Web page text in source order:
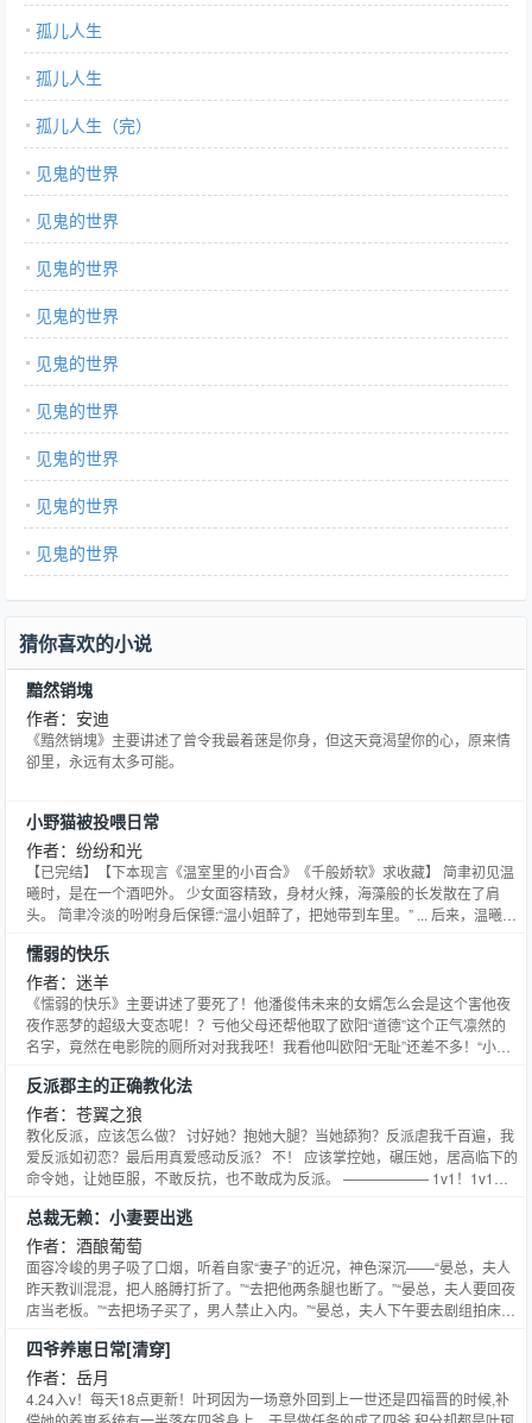
孤儿人生
孤儿人生
孤儿人生（完）
见鬼的世界
见鬼的世界
见鬼的世界
见鬼的世界
见鬼的世界
见鬼的世界
见鬼的世界
见鬼的世界
见鬼的世界
猜你喜欢的小说
黯然销塊
作者：安迪
《黯然销塊》主要讲述了曾令我最着蒾是你身，但这天竟渴望你的心，原来情
卻里，永远有太多可能。
小野猫被投喂日常
作者：纷纷和光
【已完结】【下本现言《温室里的小百合》《千般娇软》求收藏】 简聿初见温
曦时，是在一个酒吧外。 少女面容精致，身材火辣，海藻般的长发散在了肩
头。 简聿冷淡的吩咐身后保镖:“温小姐醉了，把她带到车里。” ... 后来，温曦偷
糊的:“二？不对，三，不对” 简聿又问:“我是谁？” 温曦醉眼朦胧的看着素来斯文
禁欲的男人在松领带，扁了扁嘴道:“你是大灰狼！冰山脸！坏boss！唔” 食用指
南: 女主不乖，男主很宠 ———————— 推一下基友的文《我来罩你呀》，
好看的小甜文 文案一： 梁晗的发小都知道，梁晗转校后收了一个小跟班。 纷
纷起哄，让梁晗把人带出来和大家认识认识。 众人以为，会看到一个机灵男生
大眼睛、牛奶皮肤的女孩子？！！ 苏安安红着脸，有些局促的喊着梁晗的名
字。 发小：“晗哥，其实这是你女朋友吧？” 梁晗：“滚，你们的思想太龌龊
了！” 说是女朋友就龌龊了？发小一脸黑人问号，对梁晗的话半信半疑。 之后
目睹了梁晗为所谓的小跟班忙前忙后的场景。 发小：“呵呵，神他妈小跟班。”
文案二： 梁晗刚转学来七中时，三班的学生都看出他是一尊不能惹的凶神，唯
独苏安安以为她见到了光。 “同学，刚才谢谢你。” 苏安安声线颤抖的走到梁晗
面前，手里捏着一块糖。 鬼使神差的，不喜欢吃甜的梁晗接下了那颗糖。 啧，
真甜。 后来他用嚣张的态度告诉每一个人，苏安安是他罩着的人，谁也别想欺
负她！ 苏安安问过梁晗：“为什么要对我这么好？” 梁晗酷酷道：“唔，我吃了你
的糖，当然要罩你一辈子呀，小跟班。” 曾有人问过苏安安，为什么这辈子就
非梁晗不可了？ 苏安安微微一笑，因为在她最灰暗的时候，她遇见一个少年最
真挚的温柔与爱意。是梁晗让她变成更好的自己。 软糯腼腆小可爱VS又酷又
拽大魔王 “你的笑，是大海拥抱海岛的笑，是星星跳跃浪花的笑，是椰树遮掩
椰果的笑。你笑着，使黑夜奔逃。” ——顾城《你笑了》 阅读指南：女主前期
自卑敏感，涉及校园欺凌情节，后期自信大方，治愈系小甜饼~本小说网提供
纷纷和光著作的小野猫被投喂日常最新章节，小野猫被投喂日常全文免费阅
懦弱的快乐
作者：迷羊
《懦弱的快乐》主要讲述了要死了！他潘俊伟未来的女婿怎么会是这个害他夜
夜作恶梦的超级大变态呢！？亏他父母还帮他取了欧阳“道德”这个正气凛然的
名字，竟然在电影院的厕所对对我我呸！我看他叫欧阳“无耻”还差不多！“小
“英俊雄伟”沾不上边，又有点小懦弱，可是也决不会屈于yín威，出卖自己的小
屁屁什么？“要告诉我女儿！！！”“爸爸”！啊别用那种方式“孝顺”啦！！呜可不
可以不要每天早餐都吃“油条”“喝豆桨”啊
反派郡主的正确教化法
作者：苍翼之狼
教化反派，应该怎么做？ 讨好她？抱她大腿？当她舔狗？反派虐我千百遍，我
爱反派如初恋？最后用真爱感动反派？ 不！ 应该掌控她，碾压她，居高临下的
命令她，让她臣服，不敢反抗，也不敢成为反派。 —————— 1v1！1v1！
更掉落！ ———— 作者君隔壁的文《逆袭改命的正确方式[快穿]》，正在激情
（佛系）连载中，欢迎收藏！ 点进作者专栏，另有《蚊香牌女主[快穿]》《掐
断男主那颗小苗！[快穿]》两本完结快穿文可看！ 走过路过不要错过！本小说
网提供苍翼之狼著作的反派郡主的正确教化法最新章节，反派郡主的正确教化
法全文免费阅读，反派郡主的正确教化法无弹窗清爽阅读体验！
总裁无赖：小妻要出逃
作者：酒酿葡萄
面容冷峻的男子吸了口烟，听着自家“妻子”的近况，神色深沉——“晏总，夫人
昨天教训混混，把人胳膊打折了。”“去把他两条腿也断了。”“晏总，夫人要回夜
店当老板。”“去把场子买了，男人禁止入内。”“晏总，夫人下午要去剧组拍床
柬，新郎不是您。”“”
四爷养崽日常[清穿]
作者：岳月
4.24入v！每天18点更新！叶珂因为一场意外回到上一世还是四福晋的时候,补